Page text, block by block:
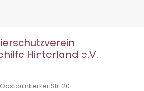
Hinterland e.V.
Oostduinkerker Str. 20